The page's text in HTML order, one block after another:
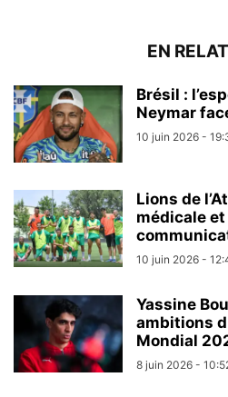
EN
Brésil :
Neymar
10 juin 2026 -
Lions de
médicale
10 juin 2026 -
Yassine
ambitions
Mondial
8 juin 2026 -